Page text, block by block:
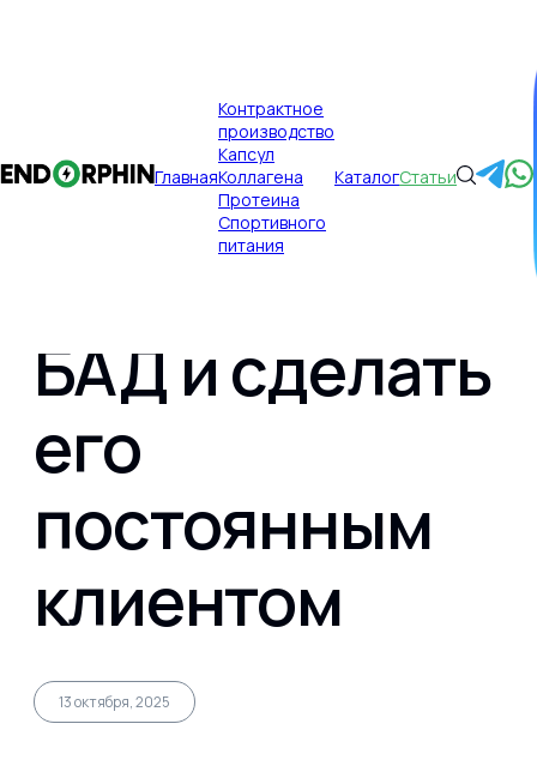
Главная
Контрактное
производство
Капсул
Коллагена
Протеина
Спортивного
питания
КаталогСтатьи
Главная
Капсул
Коллагена
Публикации
Как удержать
БАД и сделать
его
постоянным
клиентом
13 октября, 2025